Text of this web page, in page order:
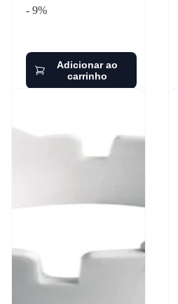
- 9%
Adicionar ao
carrinho